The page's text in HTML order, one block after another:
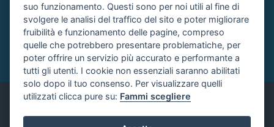
CONTATTA L'AMMINISTRAZIONE
Clicca quì
Italiano
suo funzionamento. Questi sono per noi utili al fine di
svolgere le analisi del traffico del sito e poter migliorare
fruibilità e funzionamento delle pagine, compreso
quelle che potrebbero presentare problematiche, per
poter offrire un servizio più accurato e performante a
tutti gli utenti. I cookie non essenziali saranno abilitati
solo dopo il tuo consenso. Per visualizzare quelli
utilizzati clicca pure su: Fammi scegliere